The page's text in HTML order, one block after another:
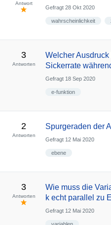
Antwort
Gefragt 28 Okt 2020
wahrscheinlichkeit
3
Antworten
Welcher
Sickerrate
Gefragt 18 Sep 2020
e-funktion
2
Antworten
Spurgeraden der
Gefragt 12 Mai 2020
ebene
3
Antworten
Wie muss die
k echt parallel zu
Gefragt 12 Mai 2020